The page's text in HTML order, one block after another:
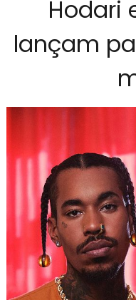
Hodari
lançam